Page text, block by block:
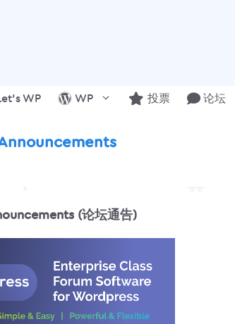
WP WP 投票 论坛
(论坛通告)